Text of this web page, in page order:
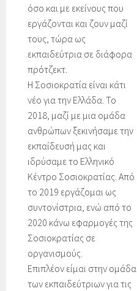
όσο και με εκείνους που
εργάζονται και ζουν μαζί
τους, τώρα ως
εκπαιδεύτρια σε διάφορα
πρότζεκτ.
Η Σοσιοκρατία είναι κάτι
νέο για την Ελλάδα. Το
2018, μαζί με μια ομάδα
ανθρώπων ξεκινήσαμε την
εκπαίδευσή μας και
ιδρύσαμε το Ελληνικό
Κέντρο Σοσιοκρατίας. Από
το 2019 εργάζομαι ως
συντονίστρια, ενώ από το
2020 κάνω εφαρμογές της
Σοσιοκρατίας σε
οργανισμούς.
Επιπλέον είμαι στην ομάδα
των εκπαιδεύτριων για τις